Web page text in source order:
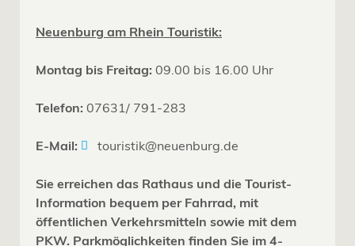
Neuenburg am Rhein Touristik:
Montag bis Freitag: 09.00 bis 16.00 Uhr
Telefon: 07631/ 791-283
E-Mail: touristik@neuenburg.de
Sie erreichen das Rathaus und die Tourist-
Information bequem per Fahrrad, mit
öffentlichen Verkehrsmitteln sowie mit dem
PKW. Parkmöglichkeiten finden Sie im 4-